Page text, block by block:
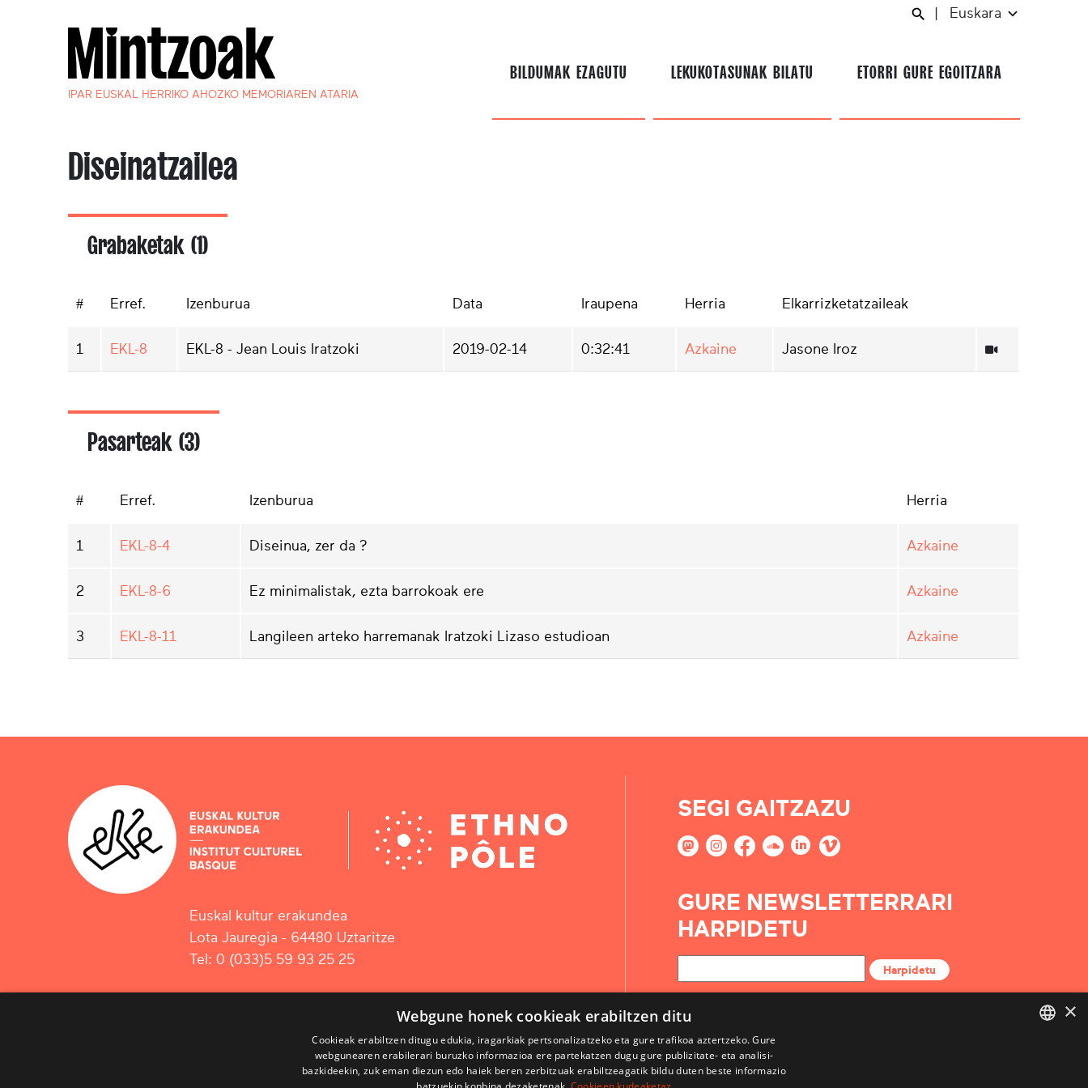
IPAR EUSKAL HERRIKO AHOZKO MEMORIAREN ATARIA
Euskara
BILDUMAK EZAGUTU LEKUKOTASUNAK BILATU ETORRI GURE EGOITZARA
Diseinatzailea
Grabaketak (1)
# Erref. Izenburua Data Iraupena Herria Elkarrizketatzaileak
1 EKL-8 EKL-8 - Jean Louis Iratzoki 2019-02-14 0:32:41 Azkaine Jasone Iroz
Pasarteak (3)
# Erref. Izenburua Herria
1 EKL-8-4 Diseinua, zer da ? Azkaine
2 EKL-8-6 Ez minimalistak, ezta barrokoak ere Azkaine
3 EKL-8-11 Langileen arteko harremanak Iratzoki Lizaso estudioan Azkaine
Euskal kultur erakundea
Lota Jauregia - 64480 Uztaritze
Tel: 0 (033)5 59 93 25 25
SEGI GAITZAZU
GURE NEWSLETTERRARI
HARPIDETU
Harpidetu
×
Webgune honek cookieak erabiltzen ditu
Cookieak erabiltzen ditugu edukia, iragarkiak pertsonalizatzeko eta gure trafikoa aztertzeko. Gure
webgunearen erabilerari buruzko informazioa ere partekatzen dugu gure publizitate- eta analisi-
bazkideekin, zuk eman diezun edo haiek beren zerbitzuak erabiltzeagatik bildu duten beste informazio